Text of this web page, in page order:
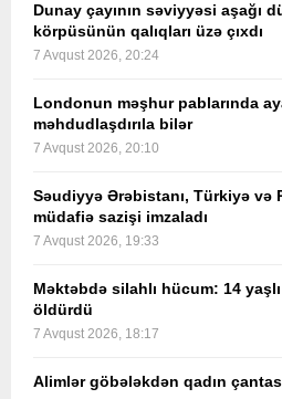
Dunay çayının səviyyəsi aşağı
körpüsünün qalıqları üzə çıxdı
7 Avqust 2026, 20:24
Londonun məşhur pablarında
məhdudlaşdırıla bilər
7 Avqust 2026, 20:10
Səudiyyə Ərəbistanı, Türkiyə və
müdafiə sazişi imzaladı
7 Avqust 2026, 19:33
Məktəbdə silahlı hücum: 14
öldürdü
7 Avqust 2026, 18:17
Alimlər göbələkdən qadın